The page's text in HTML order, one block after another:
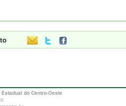
do Centro-Oeste